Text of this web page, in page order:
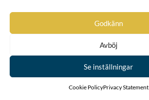
Godkänn
Avböj
Se inställningar
Cookie PolicyPrivacy Statement
361
Drake af Torp och Hamra
369
Dreffensköld
Ointroducerad
von Dreijling